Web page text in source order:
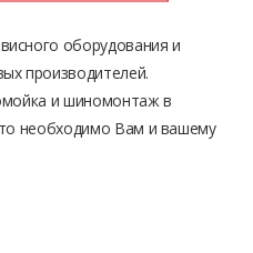
оборудования и
производителей.
и шиномонтаж в
необходимо Вам и вашему